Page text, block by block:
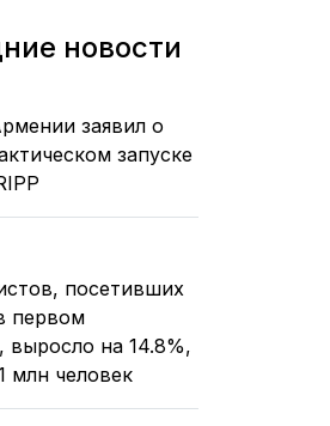
новости
заявил о
запуске
посетивших
первом
выросло на 14.8%,
млн человек